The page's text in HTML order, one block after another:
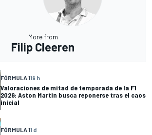
More from
Filip Cleeren
FÓRMULA 119 h
Valoraciones de mitad de temporada de la F1
2026: Aston Martin busca reponerse tras el caos
inicial
FÓRMULA 11 d